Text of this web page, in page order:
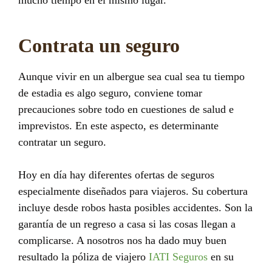
Contrata un seguro
Aunque vivir en un albergue sea cual sea tu tiempo
de estadia es algo seguro, conviene tomar
precauciones sobre todo en cuestiones de salud e
imprevistos. En este aspecto, es determinante
contratar un seguro.
Hoy en día hay diferentes ofertas de seguros
especialmente diseñados para viajeros. Su cobertura
incluye desde robos hasta posibles accidentes. Son la
garantía de un regreso a casa si las cosas llegan a
complicarse. A nosotros nos ha dado muy buen
resultado la póliza de viajero IATI Seguros en su